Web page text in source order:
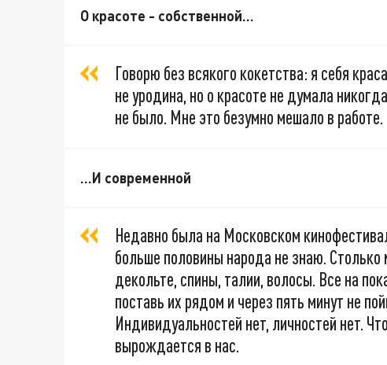
О красоте - собственной…
Говорю без всякого кокетства: я себя
не уродина, но о красоте не думала
не было. Мне это безумно мешало в работе.
…И современной
Недавно была на Московском
больше половины народа не знаю.
декольте, спины, талии, волосы. Все на
поставь их рядом и через пять минут не
Индивидуальностей нет, личностей нет.
вырождается в нас.